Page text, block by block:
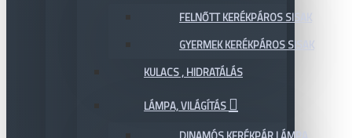
FELNŐTT KERÉKPÁROS SISAK
GYERMEK KERÉKPÁROS SISAK
KULACS , HIDRATÁLÁS
LÁMPA, VILÁGÍTÁS